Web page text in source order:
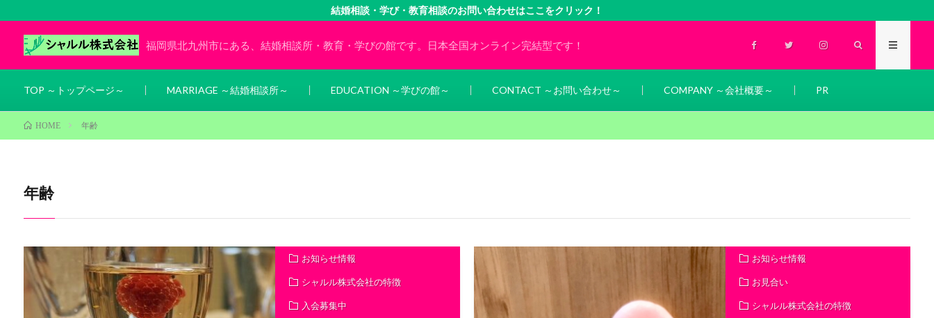
結婚相談・学び・教育相談のお問い合わせはここをクリック！
福岡県北九州市にある、結婚相談所・教育・学びの館です。日本全国オンライン完結型です！
TOP ～トップページ～ MARRIAGE ～結婚相談所～ EDUCATION ～学びの館～ CONTACT ～お問い合わせ～ COMPANY ～会社概要～ PR
HOME 年齢
年齢
お知らせ情報
シャルル株式会社の特徴
入会募集中
お知らせ情報
お見合い
シャルル株式会社の特徴